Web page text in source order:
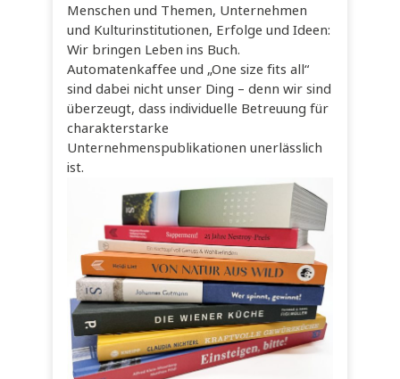
Menschen und Themen, Unternehmen
und Kulturinstitutionen, Erfolge und Ideen:
Wir bringen Leben ins Buch.
Automatenkaffee und „One size fits all“
sind dabei nicht unser Ding – denn wir sind
überzeugt, dass individuelle Betreuung für
charakterstarke
Unternehmenspublikationen unerlässlich
ist.